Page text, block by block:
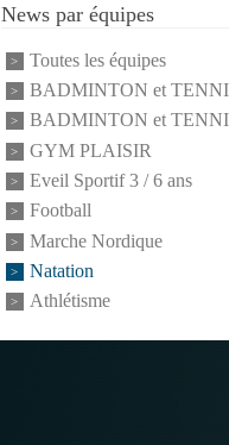
News par équipes
Toutes les équipes
BADMINTON et
BADMINTON et
GYM PLAISIR
Eveil Sportif 3 / 6 ans
Football
Marche Nordique
Natation
Athlétisme